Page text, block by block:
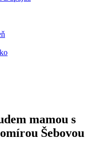
mamou s
Šebovou